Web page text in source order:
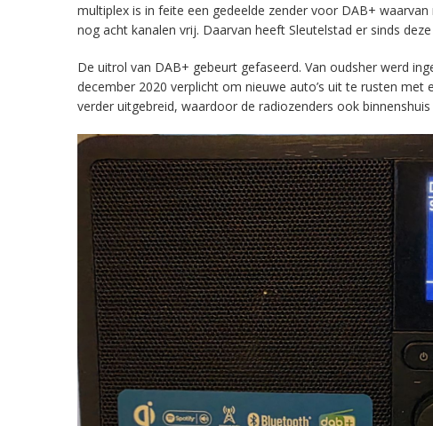
multiplex is in feite een gedeelde zender voor DAB+
nog acht kanalen vrij. Daarvan heeft Sleutelstad er sinds
De uitrol van DAB+ gebeurt gefaseerd. Van oudsher werd
december 2020 verplicht om nieuwe auto’s uit te rusten
verder uitgebreid, waardoor de radiozenders ook